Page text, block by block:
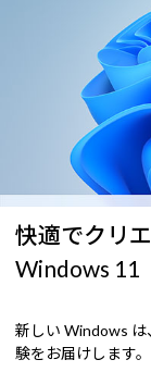
快適でクリ
Windows 11
新しい Windows
験をお届けします。